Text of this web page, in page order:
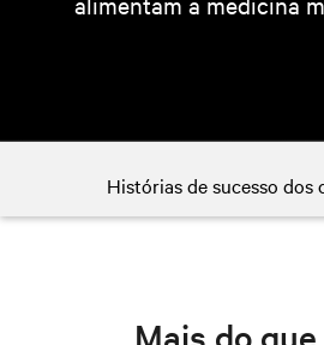
Histórias de sucesso dos